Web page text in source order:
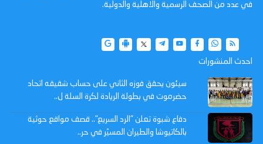
في عدد من الصحف الرسمية والاهلية والدولية.
احدث المنشورات
سيئون يحقق فوزه الثاني على حساب شقيقه اتحاد
حضرموت في بطولة الريادة لكرة السلة ل..
دفاع شبوة تعلن "الرد السريع".. قصف مواقع حوثية
بالكاتيوشا والطيران المسيّر في حر..